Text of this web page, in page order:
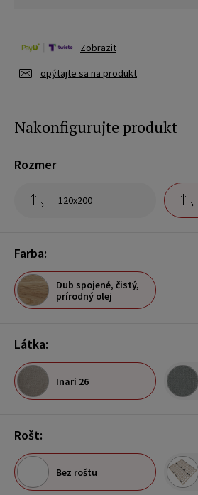
opýtajte sa na produkt
Zobrazit
Nakonfigurujte produkt
Rozmer
120x200
Farba:
Dub spojené, čistý,
prírodný olej
Látka:
Inari 26
Rošt:
Bez roštu